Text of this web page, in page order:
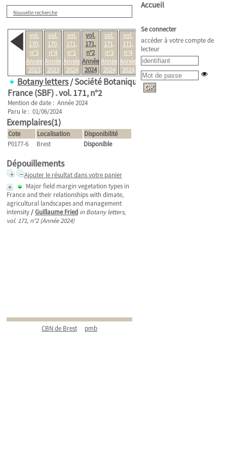
Nouvelle recherche
vol.
170,
n°3
Année
2023
vol.
170,
n°4
Année
2023
vol.
171,
n°1
Année
2024
vol.
171,
n°2
Année
2024
vol.
171,
n°3
Année
2024
vol.
171,
n°4
Année
2024
172,
n°1
Année
2025
Botany letters/ Société Botanique de
France (SBF) .vol. 171, n°2
Mention de date : Année 2024
Paru le : 01/06/2024
Exemplaires(1)
Cote Localisation
Disponibilité
P0177-6
Brest Disponible
Dépouillements
Ajouter le résultat dans votre panier
Major field margin vegetation types in
France and their relationships with dimate,
agricultural landscapes and management
intensity/Guillaume Fried in Botany letters,
vol. 171, n°2 (Année 2024)
CBN de Brest pmb
Accueil
Se connecter
accéder à votre compte de
lecteur